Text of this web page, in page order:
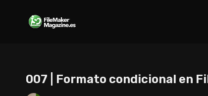
007 | Formato condicional en